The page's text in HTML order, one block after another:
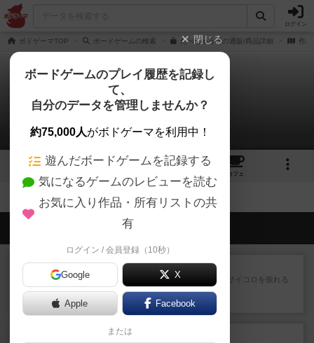
ログイン
ボドゲーマTOP ボードゲームの検索 たべちゃうぞの通販/商品詳細 作品
たべちゃうぞ
拡張/関連作品 0件
4 5
カフェ
会員の新しい投稿
レビュー 街コロ通
街コロとの違いは初めから二つサイコロを振れる
など、少しの違いはあるけれ...
約5時間前 by くみ
ニューオールド
閉じる
ボードゲームのプレイ履歴を記録し
て、
自分のデータを管理しませんか？
約75,000人がボドゲーマを利用中！
遊んだボードゲームを記録する
気になるゲームのレビューを読む
お気に入り作品・所有リストの共
有
ログイン / 会員登録（10秒）
Google X
Apple Facebook
または